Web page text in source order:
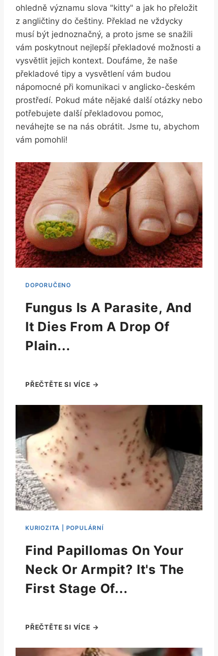
ohledně významu slova "kitty" a⁣ jak ho přeložit
z angličtiny do češtiny. Překlad ne ⁣vždycky
musí být jednoznačný, a proto jsme se snažili
vám poskytnout nejlepší překladové možnosti a
vysvětlit jejich kontext. Doufáme, že naše
překladové tipy a vysvětlení vám budou
nápomocné při komunikaci v anglicko-českém
prostředí. Pokud máte nějaké další ‌otázky nebo
potřebujete⁢ další překladovou pomoc,
neváhejte se⁢ na nás obrátit. Jsme ‍tu, abychom
vám pomohli!
Fungus Is A Parasite, And
It Dies From A Drop Of
Plain...
Find Papillomas On Your
Neck Or Armpit? It's The
First Stage Of...